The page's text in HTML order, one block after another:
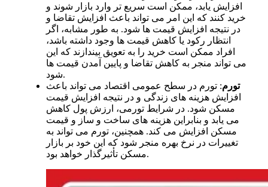
افزایش یابد، ممکن است سریع تر وارد بازار شوند و
خرید کنند که این امر می تواند باعث افزایش تقاضا و
در نتیجه افزایش قیمت ها شود. به طور مشابه، اگر
انتظار رکود یا کاهش قیمت ها وجود داشته باشد،
افراد ممکن است خرید را به تعویق بیندازند که این
می تواند منجر به کاهش تقاضا و پایین آمدن قیمت ها
شود.
تورم: تورم در سطح عمومی اقتصاد می تواند باعث
افزایش هزینه های زندگی و در نتیجه افزایش قیمت
مسکن شود. در شرایط تورمی، ارزش پول کاهش
می یابد و بنابراین هزینه های ساخت و ساز و قیمت
مسکن افزایش می کند. همچنین، تورم می تواند به
تغییرات در نرخ بهره منجر شود که این خود بر بازار
مسکن تأثیرگذار خواهد بود.